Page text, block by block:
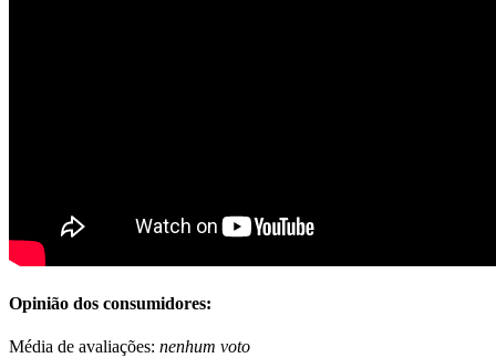
Opinião dos consumidores:
Média de avaliações: nenhum voto